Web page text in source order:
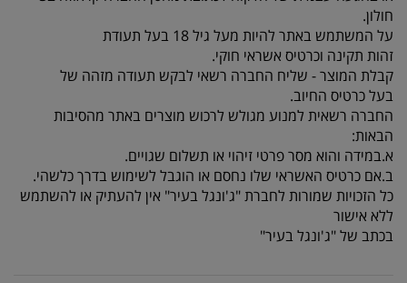
חולון.
על המשתמש באתר להיות מעל גיל 18 בעל תעודת
זהות תקינה וכרטיס אשראי חוקי.
קבלת המוצר - שליח החברה רשאי לבקש תעודה מזהה של
בעל כרטיס החיוב.
החברה רשאית למנוע מגולש לרכוש מוצרים באתר מהסיבות
הבאות:
א.במידה והוא מסר פרטי זיהוי או תשלום שגויים.
ב.אם כרטיס האשראי שלו נחסם או הוגבל לשימוש בדרך כלשהי.
כל הזכויות שמורות לחברת "ג'ונגל בעיר" אין להעתיק או להשתמש
ללא אישור
בכתב של "ג'ונגל בעיר"